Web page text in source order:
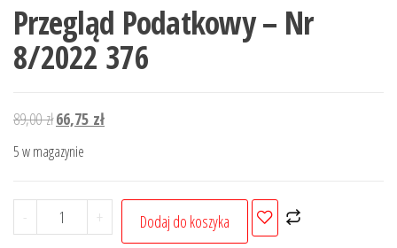
Przegląd Podatkowy – Nr
8/2022 376
89,00złPierwotna
cena
wynosiła:
66,75 złAktualna
5 w magazynie
-
ilość
Przegląd
+ Dodaj do koszyka